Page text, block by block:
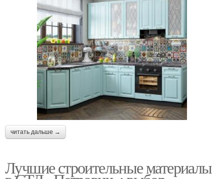
читать дальше →
Лучшие строительные материалы